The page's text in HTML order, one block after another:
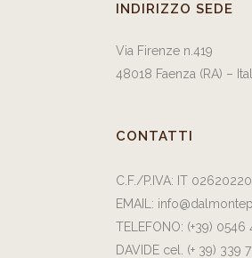
INDIRIZZO SEDE
Via Firenze n.419
48018 Faenza (RA) –
CONTATTI
C.F./P.IVA: IT
EMAIL:
TELEFONO: (+39) 0546
DAVIDE cel. (+ 39) 339